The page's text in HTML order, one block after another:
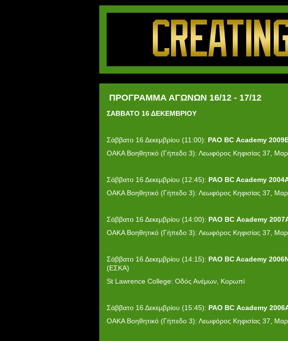
ΠΡΟΓΡΑΜΜΑ ΑΓΩΝΩΝ 16/12 - 17/12
ΣΑΒΒΑΤΟ 16 ΔΕΚΕΜΒΡΙΟΥ
Σάββατο 16 Δεκεμβρίου (11:00): PAO BC Academy
ΟΑΚΑ Βοηθητικό (Γήπεδο 3): Λεωφόρος Κηφισίας 37,
Σάββατο 16 Δεκεμβρίου (12:45): PAO BC Academy
ΟΑΚΑ Βοηθητικό (Γήπεδο 3): Λεωφόρος Κηφισίας 37,
Σάββατο 16 Δεκεμβρίου (14:00): PAO BC Academy 2007
ΟΑΚΑ Βοηθητικό (Γήπεδο 3): Λεωφόρος Κηφισίας 37,
Σάββατο 16 Δεκεμβρίου (14:15): PAO BCAcademy
St Lawrence College: Οδός Ανέμων, Κορωπί
Σάββατο 16 Δεκεμβρίου (15:45): PAO BC Academy
ΟΑΚΑ Βοηθητικό (Γήπεδο 3): Λεωφόρος Κηφισίας 37,